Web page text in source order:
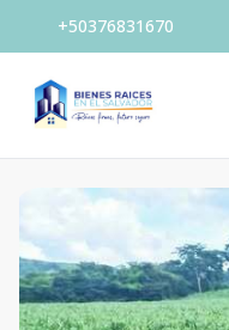
+50376831670